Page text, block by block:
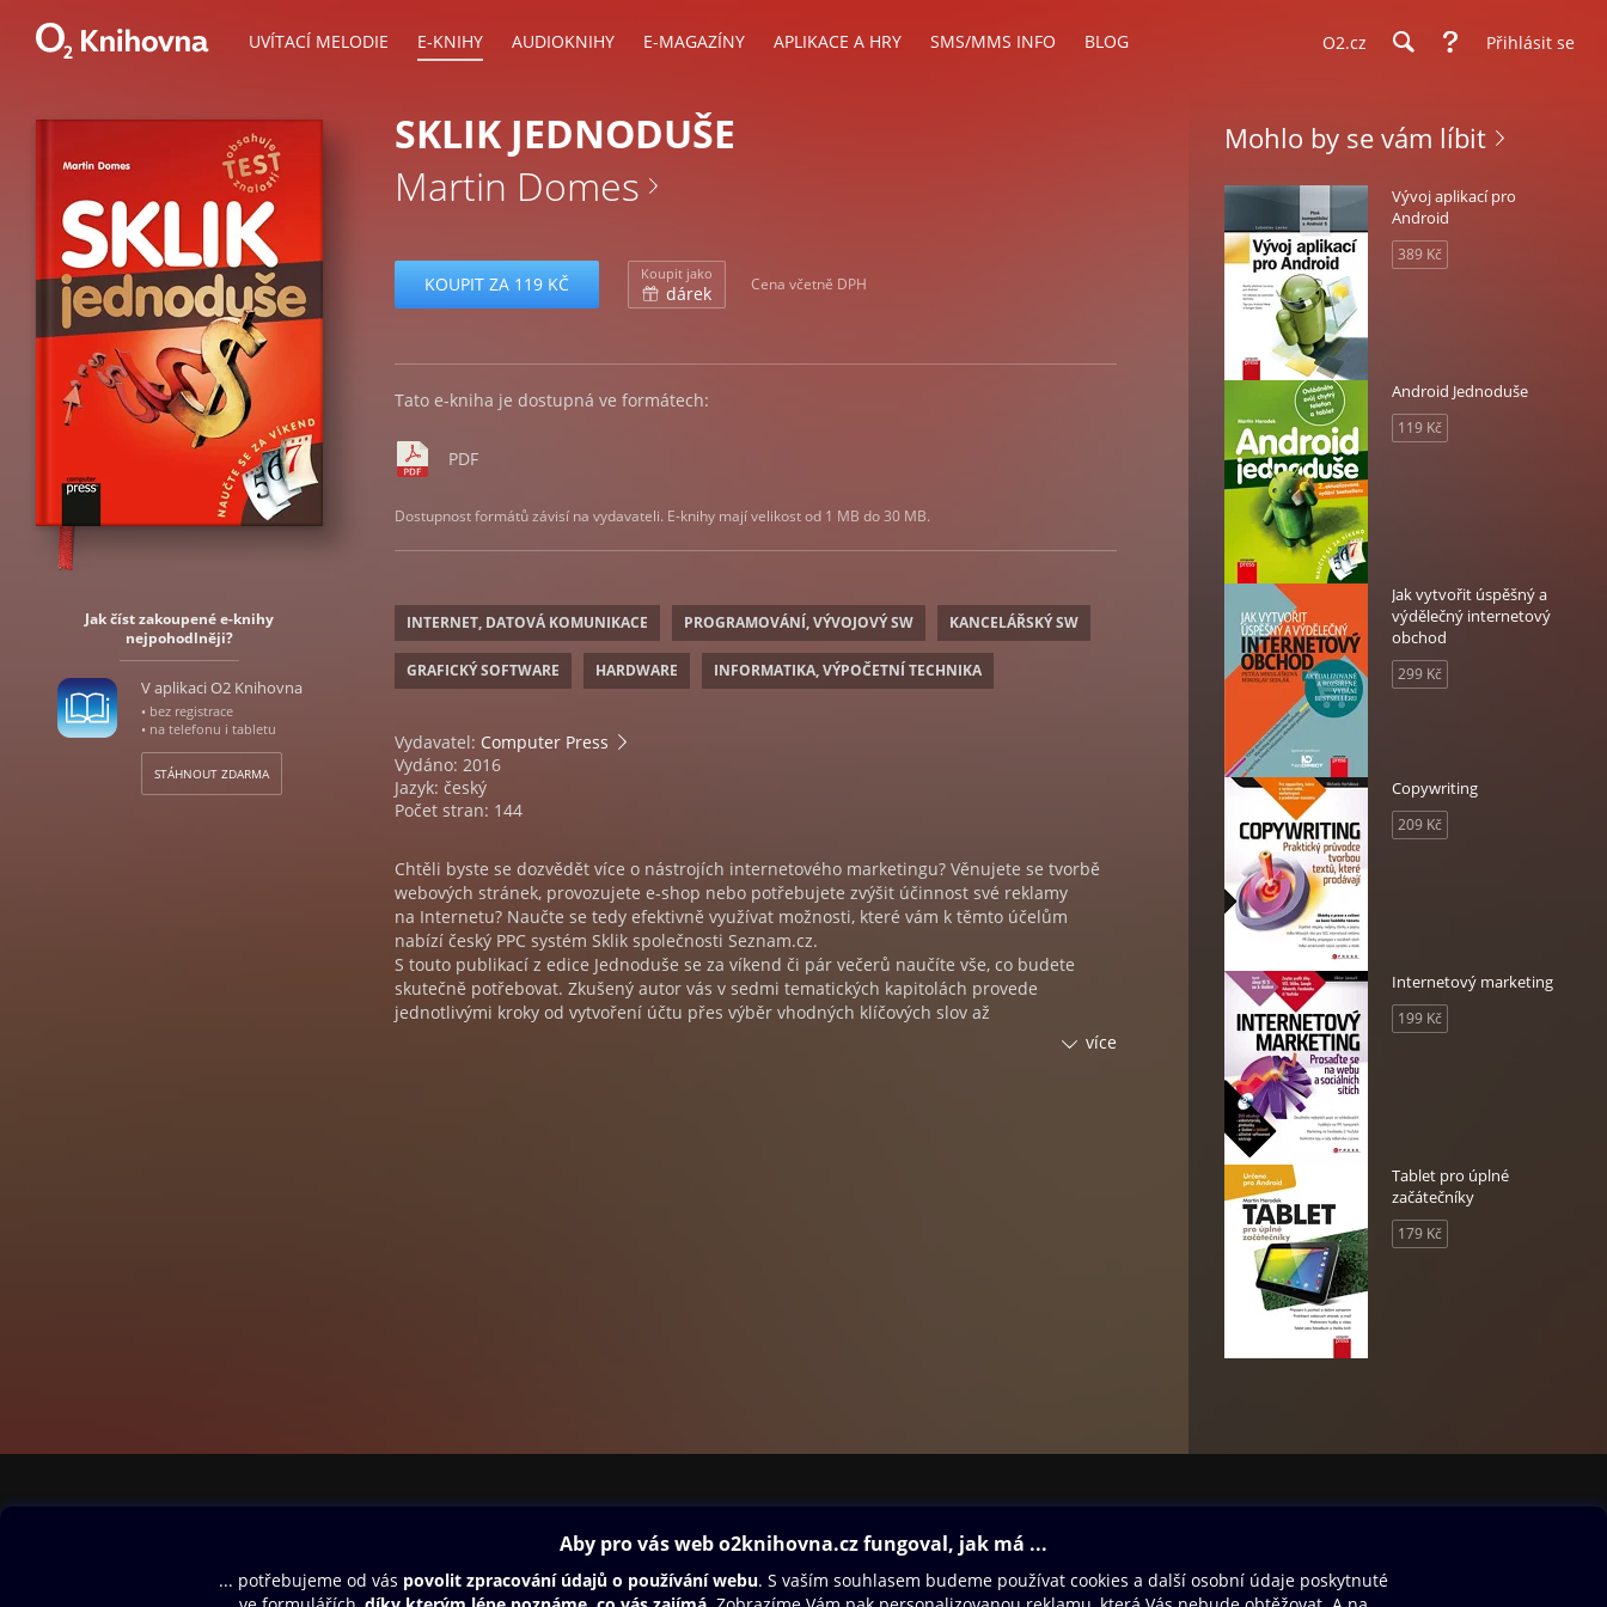
UVÍTACÍ MELODIE E-KNIHY AUDIOKNIHY E-MAGAZÍNY APLIKACE A HRY SMS/MMS INFO BLOG O2.cz Přihlásit se
Jak číst zakoupené e-knihy
nejpohodlněji?
V aplikaci O2 Knihovna
• bez registrace
• na telefonu i tabletu
STÁHNOUT ZDARMA
SKLIK JEDNODUŠE
Martin Domes
KOUPIT ZA 119 KČ Koupit jako
dárek Cena včetně DPH
Tato e-kniha je dostupná ve formátech:
PDF
Dostupnost formátů závisí na vydavateli. E-knihy mají velikost od 1 MB do 30 MB.
INTERNET, DATOVÁ KOMUNIKACE PROGRAMOVÁNÍ, VÝVOJOVÝ SW KANCELÁŘSKÝ SW
GRAFICKÝ SOFTWARE HARDWARE INFORMATIKA, VÝPOČETNÍ TECHNIKA
Vydavatel: Computer Press
Vydáno: 2016
Jazyk: český
Počet stran: 144
Chtěli byste se dozvědět více o nástrojích internetového marketingu? Věnujete se tvorbě
webových stránek, provozujete e-shop nebo potřebujete zvýšit účinnost své reklamy
na Internetu? Naučte se tedy efektivně využívat možnosti, které vám k těmto účelům
nabízí český PPC systém Sklik společnosti Seznam.cz.
S touto publikací z edice Jednoduše se za víkend či pár večerů naučíte vše, co budete
skutečně potřebovat. Zkušený autor vás v sedmi tematických kapitolách provede
jednotlivými kroky od vytvoření účtu přes výběr vhodných klíčových slov až
více
Mohlo by se vám líbit
Vývoj aplikací pro
Android
389 Kč
Android Jednoduše
119 Kč
Jak vytvořit úspěšný a
výdělečný internetový
obchod
299 Kč
Copywriting
209 Kč
Internetový marketing
199 Kč
Tablet pro úplné
začátečníky
179 Kč
Aplikace a hry
SMS/MMS Info
Dárkový poukaz
Oneplay Originály